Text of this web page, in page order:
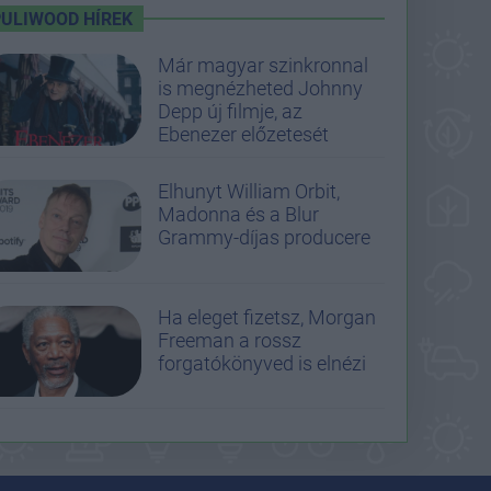
HÍREK
Már magyar szinkronnal
is megnézheted Johnny
Depp új filmje, az
Ebenezer előzetesét
Elhunyt William Orbit,
Madonna és a Blur
Grammy-díjas producere
Ha eleget fizetsz, Morgan
Freeman a rossz
forgatókönyved is elnézi